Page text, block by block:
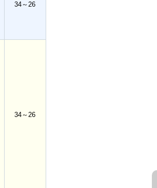
34～26
34～26